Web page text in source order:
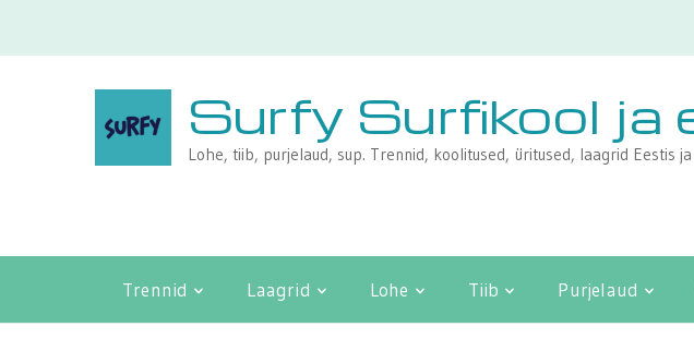
Surfy Surfikool ja
Lohe, tiib, purjelaud, sup. Trennid, koolitused, üritused, laagrid Eestis
Trennid Laagrid Lohe Tiib Purjelaud